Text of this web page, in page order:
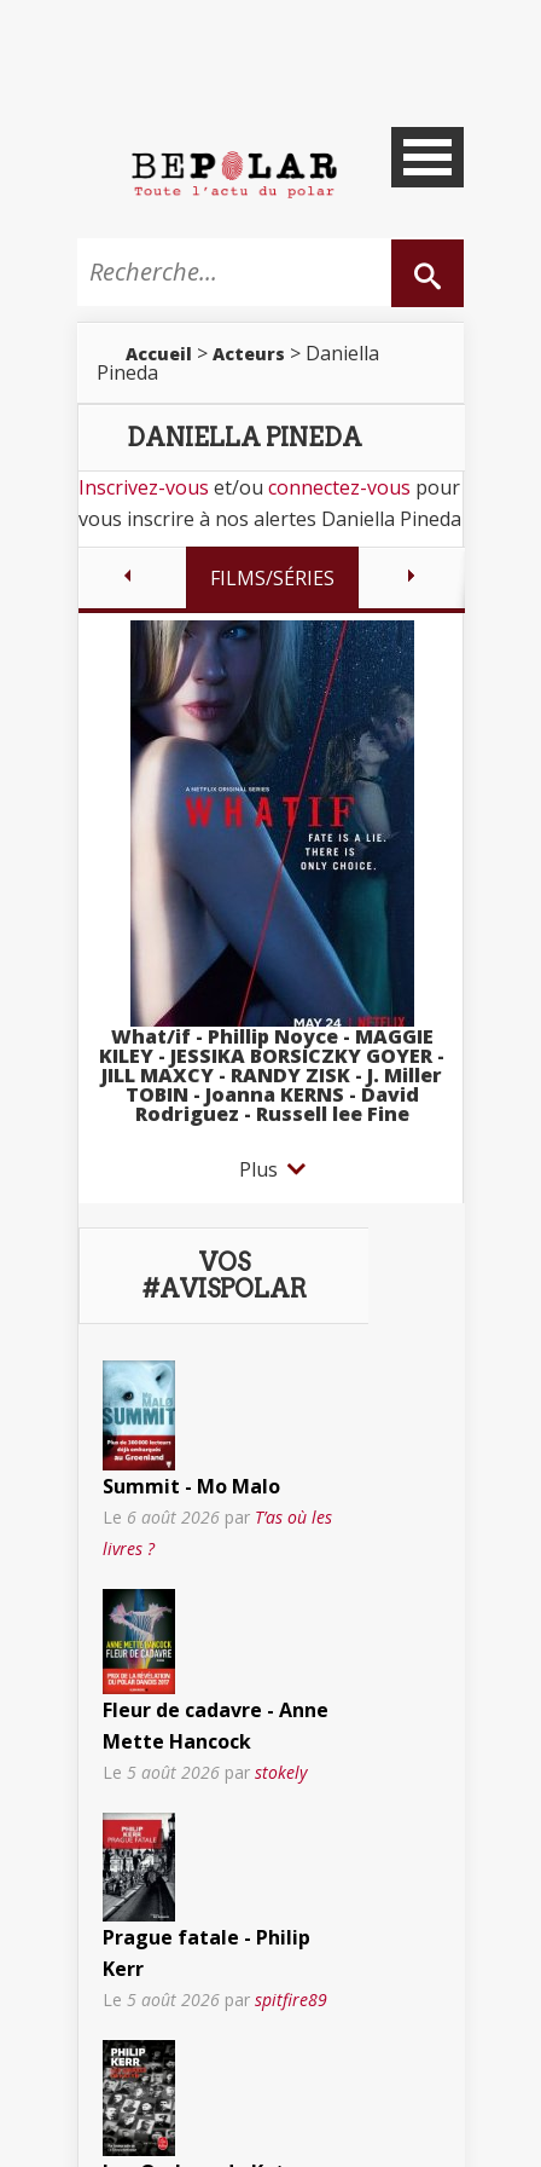
Accueil > Acteurs > Daniella
Pineda
DANIELLA PINEDA
Inscrivez-vous et/ou connectez-vous pour
vous inscrire à nos alertes Daniella Pineda
FILMS/SÉRIES
What/if - Phillip Noyce - MAGGIE
KILEY - JESSIKA BORSICZKY GOYER -
JILL MAXCY - RANDY ZISK - J. Miller
TOBIN - Joanna KERNS - David
Rodriguez - Russell lee Fine
Plus
VOS
#AVISPOLAR
Summit - Mo Malo
Le 6 août 2026 par T’as où les
livres ?
Fleur de cadavre - Anne
Mette Hancock
Le 5 août 2026 par stokely
Prague fatale - Philip
Kerr
Le 5 août 2026 par spitfire89